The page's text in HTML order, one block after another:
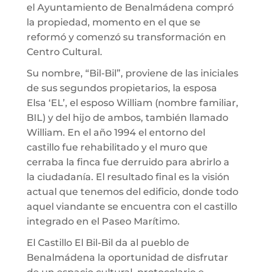
el Ayuntamiento de Benalmádena compró
la propiedad, momento en el que se
reformó y comenzó su transformación en
Centro Cultural.
Su nombre, “Bil-Bil”, proviene de las iniciales
de sus segundos propietarios, la esposa
Elsa ‘EL’, el esposo William (nombre familiar,
BIL) y del hijo de ambos, también llamado
William. En el año 1994 el entorno del
castillo fue rehabilitado y el muro que
cerraba la finca fue derruido para abrirlo a
la ciudadanía. El resultado final es la visión
actual que tenemos del edificio, donde todo
aquel viandante se encuentra con el castillo
integrado en el Paseo Marítimo.
El Castillo El Bil-Bil da al pueblo de
Benalmádena la oportunidad de disfrutar